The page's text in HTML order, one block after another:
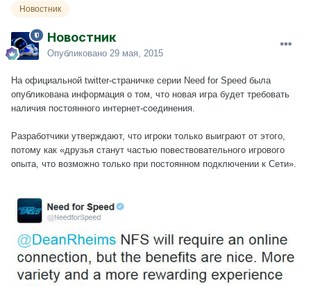
Новостник
Новостник
Опубликовано 29 мая, 2015
На официальной twitter-страничке серии Need for Speed была
опубликована информация о том, что новая игра будет требовать
наличия постоянного интернет-соединения.
Разработчики утверждают, что игроки только выиграют от этого,
потому как «друзья станут частью повествовательного игрового
опыта, что возможно только при постоянном подключении к Сети».